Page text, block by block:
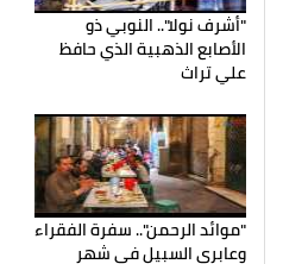
"أشرف نولا".. النوبي ذو
الأصابع الذهبية الذي حافظ
علي تراث
"موائد الرحمن".. سفرة الفقراء
وعابري السبيل في شهر